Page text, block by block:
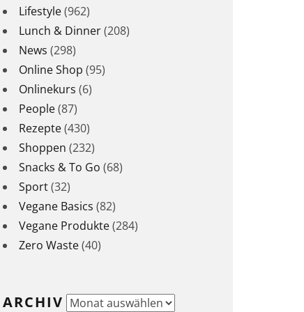
Lifestyle(962)
Lunch & Dinner(208)
News (298)
Online Shop (95)
Onlinekurs (6)
People(87)
Rezepte(430)
Shoppen (232)
Snacks & To Go (68)
Sport(32)
Vegane Basics (82)
Vegane Produkte(284)
Zero Waste(40)
ARCHIV Archiv